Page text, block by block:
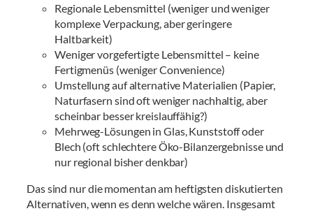
Regionale Lebensmittel (weniger und weniger
komplexe Verpackung, aber geringere
Haltbarkeit)
Weniger vorgefertigte Lebensmittel – keine
Fertigmenüs (weniger Convenience)
Umstellung auf alternative Materialien (Papier,
Naturfasern sind oft weniger nachhaltig, aber
scheinbar besser kreislauffähig?)
Mehrweg-Lösungen in Glas, Kunststoff oder
Blech (oft schlechtere Öko-Bilanzergebnisse und
nur regional bisher denkbar)
Das sind nur die momentan am heftigsten diskutierten
Alternativen, wenn es denn welche wären. Insgesamt